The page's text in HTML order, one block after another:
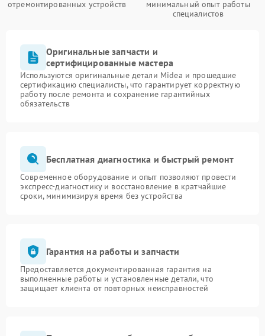
отремонтированных устройств
минимальный опыт работы
специалистов
Оригинальные запчасти и
сертифицированные мастера
Используются оригинальные детали Midea и прошедшие
сертификацию специалисты, что гарантирует корректную
работу после ремонта и сохранение гарантийных
обязательств
Бесплатная диагностика и быстрый ремонт
Современное оборудование и опыт позволяют провести
экспресс-диагностику и восстановление в кратчайшие
сроки, минимизируя время без устройства
Гарантия на работы и запчасти
Предоставляется документированная гарантия на
выполненные работы и установленные детали, что
защищает клиента от повторных неисправностей